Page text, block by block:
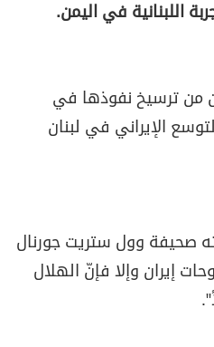
اللبنانية في اليمن.
من ترسيخ نفوذها في
الإيراني في لبنان
صحيفة وول ستريت جورنال
إيران وإلا فإنّ الهلال